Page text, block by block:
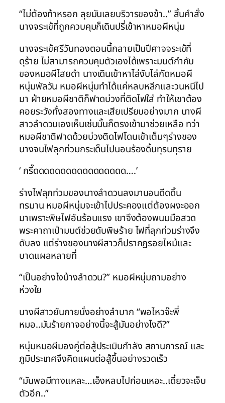
“ไม่ต้องท้าหรอก ลุยมันเลยบริวารของข้า..” สิ้นคำสั่ง
นางจระเข้ที่ถูกควบคุมก็เดินปรี่เข้าหาหมอผีหนุ่ม
นางจระเข้ศรีวันทองตอนนี้กลายเป็นปีศาจจระเข้ที่
ดุร้าย ไม่สามารถควบคุมตัวเองได้เพราะมนต์กำกับ
ของหมอผีไสยดำ นางเดินเข้าหาไล่งับไล่กัดหมอผี
หนุ่มพัลวัน หมอผีหนุ่มทำได้แค่หลบหลีกและวนหนีไป
มา ฝ่ายหมอผีชาติก็ฟาดบ่วงที่ติดไฟใส่ ทำให้เขาต้อง
คอยระวังทั้งสองทางและเสียเปรียบอย่างมาก นางผี
สาวลำดวนเองเห็นเช่นนั้นก็ตรงเข้ามาช่วยเหลือ ทว่า
หมอผีชาติฟาดด้วยบ่วงติดไฟโดนเข้าเต็มๆร่างของ
นางจนไฟลุกท่วมกระเด็นไปนอนร้องดิ้นทุรนทุราย
‘ กรี๊ดดดดดดดดดดดดดดดดด….’
ร่างไฟลุกท่วมของนางลำดวนลงมานอนดีดดิ้น
ทรมาน หมอผีหนุ่มจะเข้าไปประคองแต่ต้องผงะออก
มาเพราะพิษไฟอันร้อนแรง เขาจึงต้องพนมมือสวด
พระคาถาเป่ามนต์ช่วยดับพิษร้าย ไฟที่ลุกท่วมร่างจึง
ดับลง แต่ร่างของนางผีสาวก็ปรากฏรอยไหม้และ
บาดแผลหลายที่
“เป็นอย่างไงบ้างลำดวน?” หมอผีหนุ่มถามอย่าง
ห่วงใย
นางผีสาวยันกายนั่งอย่างลำบาก “พอไหวจ๊ะพี่
หมอ..มันร้ายกาจอย่างนี้จะสู้มันอย่างไงดี?”
หนุ่มหมอผีมองคู่ต่อสู้ประเมินกำลัง สถานการณ์ และ
ภูมิประเทศจึงคิดแผนต่อสู้ขึ้นอย่างรวดเร็ว
“มันพอมีทางแหละ…เอ็งหลบไปก่อนเหอะ..เดี๋ยวจะเจ็บ
ตัวอีก..”